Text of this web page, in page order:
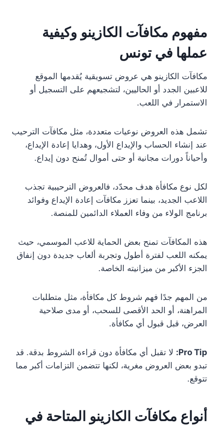
مفهوم مكافآت الكازينو وكيفية
عملها في تونس
مكافآت الكازينو هي عروض تسويقية يُقدمها الموقع
للاعبين الجدد أو الحاليين، لتشجيعهم على التسجيل أو
الاستمرار في اللعب.
تشمل هذه العروض نوعيات متعددة، مثل مكافآت الترحيب
عند إنشاء الحساب والإيداع الأول، وهدايا إعادة الإيداع،
وأحياناً دورات مجانية أو حتى أموال تُمنح دون إيداع.
لكل نوع مكافأة هدف محدّد، فالعروض الترحيبية تجذب
اللاعب الجديد، بينما تعزز مكافآت إعادة الإيداع وفوائد
برنامج الولاء من وفاء العملاء الدائمين للمنصة.
هذه المكافآت تمنح بعض الحماية للاعب الموسمي، حيث
يمكنه اللعب لفترة أطول وتجربة ألعاب جديدة دون إنفاق
الجزء الأكبر من ميزانيته الخاصة.
من المهم جدًا فهم شروط كل مكافأة، مثل متطلبات
المراهنة، أو الحد الأقصى للسحب، أو مدى صلاحية
العرض، قبل قبول أي مكافأة.
Pro Tip:
لا تقبل أي مكافأة دون قراءة الشروط بدقة. قد
تبدو بعض العروض مغرية، لكنها تتضمن التزامات أكبر مما
تتوقع.
أنواع مكافآت الكازينو المتاحة في